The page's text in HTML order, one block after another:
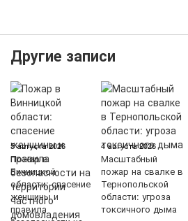
Другие записи
5 августа 2026
Пожар в
Винницкой
области: спасение
женщины и
правила
4 августа 2026
Масштабный
пожар на свалке в
Тернопольской
области: угроза
токсичного дыма